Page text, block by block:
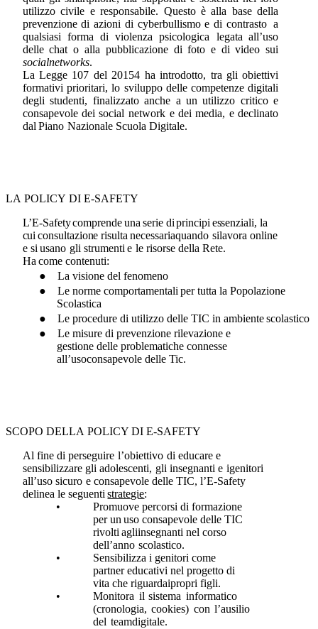
utilizzo civile e responsabile. Questo è alla base della
prevenzione di azioni di cyberbullismo e di contrasto a
qualsiasi forma di violenza psicologica
legata all’uso
delle chat o alla pubblicazione di foto e di video sui
socialnetworks.
La Legge 107 del 20154 ha introdotto, tra gli obiettivi
formativi prioritari, lo sviluppo delle competenze digitali
degli studenti, finalizzato anche a un utilizzo critico e
consapevole dei social network e dei media, e declinato
dal Piano Nazionale Scuola Digitale.
LA POLICY DI E-SAFETY
L’E-Safetycomprendeuna serie diprincipi essenziali, la
cui consultazione risulta necessariaquando silavora online
e si usano gli strumenti e le risorse della Rete.
Ha come contenuti:
●
La visione del fenomeno
●
Le norme comportamentali per tutta la Popolazione
Scolastica
●
Le procedure di utilizzo delle TIC in ambiente scolastico
●
Le misure di prevenzione rilevazione e
gestione delle problematiche connesse
all’usoconsapevole delle Tic.
SCOPO DELLA POLICY DI E-SAFETY
Al fine di perseguire l’obiettivo di educare e
sensibilizzare gli adolescenti, gli insegnanti e igenitori
all’uso sicuro e consapevole delle TIC, l’E-Safety
delinea le seguenti strategie:
•
Promuove percorsi di formazione
perun uso consapevole delle TIC
rivolti agliinsegnanti nel corso
dell’anno scolastico.
•
Sensibilizza i genitori come
partner educativi nel progetto di
vita che riguardaipropri figli.
•
Monitora il sistema informatico
(cronologia, cookies) con l’ausilio
del teamdigitale.